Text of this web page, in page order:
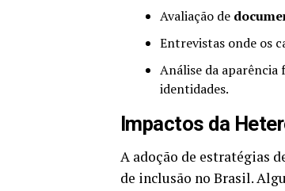
Avaliação de
Entrevistas onde os
Análise da aparência
identidades.
Impactos da
A adoção de estratégias
de inclusão no Brasil.